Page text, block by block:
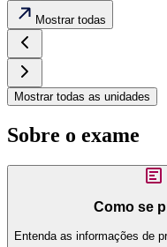
Mostrar todas
Mostrar todas as unidades
Sobre o exame
Como se
Entenda as informações de